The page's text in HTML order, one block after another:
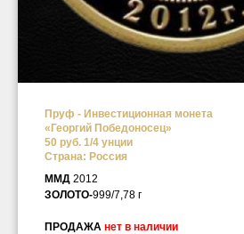
Пруф - Инвестиционная монета
«Георгий Победоносец»
50 руб. 1/4 унции
Страна: Россия
ММД 2012
ЗОЛОТО-999/7,78 г
ПРОДАЖА нет в наличии